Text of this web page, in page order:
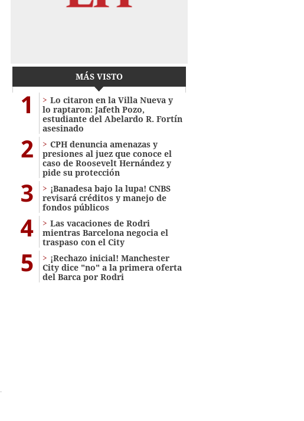
MÁS VISTO
1
Lo citaron en la Villa Nueva y
lo raptaron: Jafeth Pozo,
estudiante del Abelardo R. Fortín
asesinado
2
CPH denuncia amenazas y
presiones al juez que conoce el
caso de Roosevelt Hernández y
pide su protección
3
¡Banadesa bajo la lupa! CNBS
revisará créditos y manejo de
fondos públicos
4
Las vacaciones de Rodri
mientras Barcelona negocia el
traspaso con el City
5
¡Rechazo inicial! Manchester
City dice "no" a la primera oferta
del Barca por Rodri